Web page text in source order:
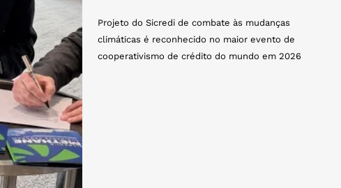
Projeto do Sicredi de combate às mudanças
climáticas é reconhecido no maior evento de
cooperativismo de crédito do mundo em 2026